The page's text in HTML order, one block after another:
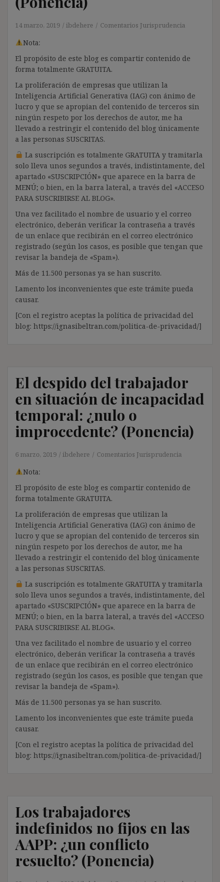
14 marzo, 2019 ibdehere Comentarios Jurisprudencia
Nota:
El propósito de este blog es compartir contenido de
forma totalmente GRATUITA.
La proliferación de empresas que utilizan la
Inteligencia Artificial Generativa (IAG) con ánimo de
lucro y que se apropian del contenido de terceros sin
ningún respeto por los derechos de autor, me ha
llevado a restringir el contenido del blog únicamente
a las personas SUSCRITAS.
La suscripción es totalmente GRATUITA y tramitarla
solo lleva unos segundos a través, indistintamente, del
apartado «SUSCRIPCIÓN» que aparece en la barra de
MENÚ; o bien, en la barra lateral, a través del «ACCESO
PARA SUSCRIBIRSE AL BLOG».
Una vez facilitado el nombre de usuario y el correo
electrónico, deberán verificar la contraseña a través
de un enlace que recibirán en el correo electrónico
registrado (según los casos, es posible que tengan que
revisar la bandeja de «Spam»).
Más de 11.500 personas ya se han suscrito.
Lamento los inconvenientes que este trámite pueda
causar.
[Con el registro aceptas la política de privacidad del
blog: https://ignasibeltran.com/politica-de-privacidad/]
El despido del trabajador
en situación de incapacidad
temporal: ¿nulo o
improcedente? (Ponencia)
6 marzo, 2019 ibdehere Comentarios Jurisprudencia
Nota:
El propósito de este blog es compartir contenido de
forma totalmente GRATUITA.
La proliferación de empresas que utilizan la
Inteligencia Artificial Generativa (IAG) con ánimo de
lucro y que se apropian del contenido de terceros sin
ningún respeto por los derechos de autor, me ha
llevado a restringir el contenido del blog únicamente
a las personas SUSCRITAS.
La suscripción es totalmente GRATUITA y tramitarla
solo lleva unos segundos a través, indistintamente, del
apartado «SUSCRIPCIÓN» que aparece en la barra de
MENÚ; o bien, en la barra lateral, a través del «ACCESO
PARA SUSCRIBIRSE AL BLOG».
Una vez facilitado el nombre de usuario y el correo
electrónico, deberán verificar la contraseña a través
de un enlace que recibirán en el correo electrónico
registrado (según los casos, es posible que tengan que
revisar la bandeja de «Spam»).
Más de 11.500 personas ya se han suscrito.
Lamento los inconvenientes que este trámite pueda
causar.
[Con el registro aceptas la política de privacidad del
blog: https://ignasibeltran.com/politica-de-privacidad/]
Los trabajadores
indefinidos no fijos en las
AAPP: ¿un conflicto
resuelto? (Ponencia)